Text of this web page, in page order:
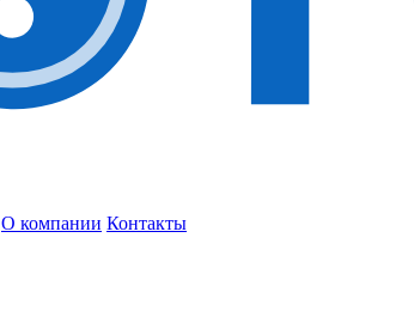
О компании Контакты